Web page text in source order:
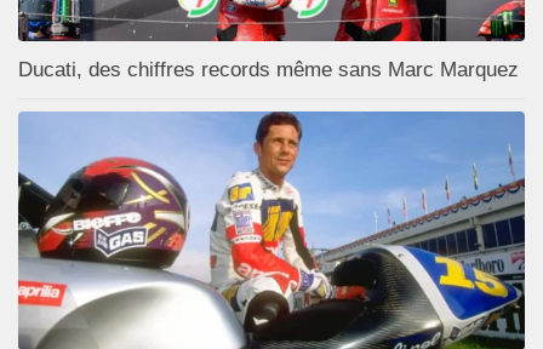
Ducati, des chiffres records même sans Marc Marquez